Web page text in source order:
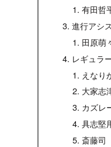
有田哲
進行アシ
田原萌
レギュラ
えなり
大家志
カズレ
具志堅
斎藤司